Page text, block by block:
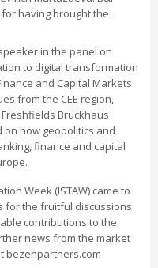
having brought the
in the panel on
to digital transformation
and Capital Markets
from the CEE region,
Bruckhaus
how geopolitics and
finance and capital
Week (ISTAW) came to
for the fruitful discussions
contributions to the
news from the market
bezenpartners.com